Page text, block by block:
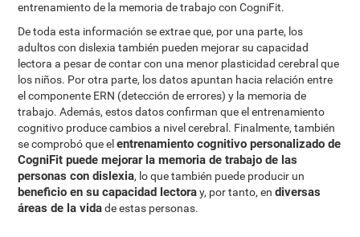
entrenamiento de la memoria de trabajo con CogniFit.
De toda esta información se extrae que, por una parte, los
adultos con dislexia también pueden mejorar su capacidad
lectora a pesar de contar con una menor plasticidad cerebral que
los niños. Por otra parte, los datos apuntan hacia relación entre
el componente ERN (detección de errores) y la memoria de
trabajo. Además, estos datos confirman que el entrenamiento
cognitivo produce cambios a nivel cerebral. Finalmente, también
se comprobó que elentrenamiento cognitivo personalizado de
CogniFit puede mejorar la memoria de trabajo de las
personas con dislexia, lo que también puede producir un
beneficio en su capacidad lectoray, por tanto, endiversas
áreas de la vidade estas personas.